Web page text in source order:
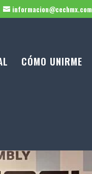
informacion@cechmx.com
CÓMO UNIRME